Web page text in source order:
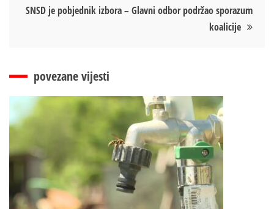
SNSD je pobjednik izbora – Glavni odbor podržao sporazum
koalicije
povezane vijesti